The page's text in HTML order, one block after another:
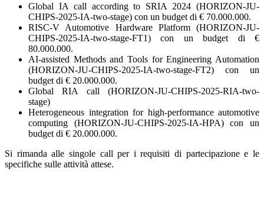
Global IA call according to SRIA 2024 (HORIZON-JU-
CHIPS-2025-IA-two-stage) con un budget di € 70.000.000.
RISC-V Automotive Hardware Platform (HORIZON-JU-
CHIPS-2025-IA-two-stage-FT1) con un budget di €
80.000.000.
AI-assisted Methods and Tools for Engineering Automation
(HORIZON-JU-CHIPS-2025-IA-two-stage-FT2) con un
budget di € 20.000.000.
Global RIA call (HORIZON-JU-CHIPS-2025-RIA-two-
stage)
Heterogeneous integration for high-performance automotive
computing (HORIZON-JU-CHIPS-2025-IA-HPA) con un
budget di € 20.000.000.
Si rimanda alle singole call per i requisiti di partecipazione e le
specifiche sulle attività attese.